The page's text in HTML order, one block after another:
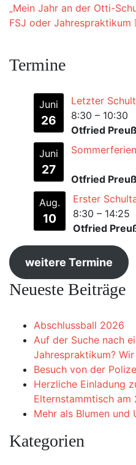
„Mein Jahr an der Otti-
FSJ oder Jahrespraktikum
Termine
Juni
26
Letzter
8:30 – 10:30
Otfried
Juni
27
Otfried
Aug.
10
Erster
8:30 – 14:25
Otfried
weitere Termine
Neueste Beiträge
Abschlussball 2026
Auf der Suche nach
Jahrespraktikum?
Besuch von der
Herzliche Einladung
Elternstammtisch am
Mehr als Blumen und
Kategorien